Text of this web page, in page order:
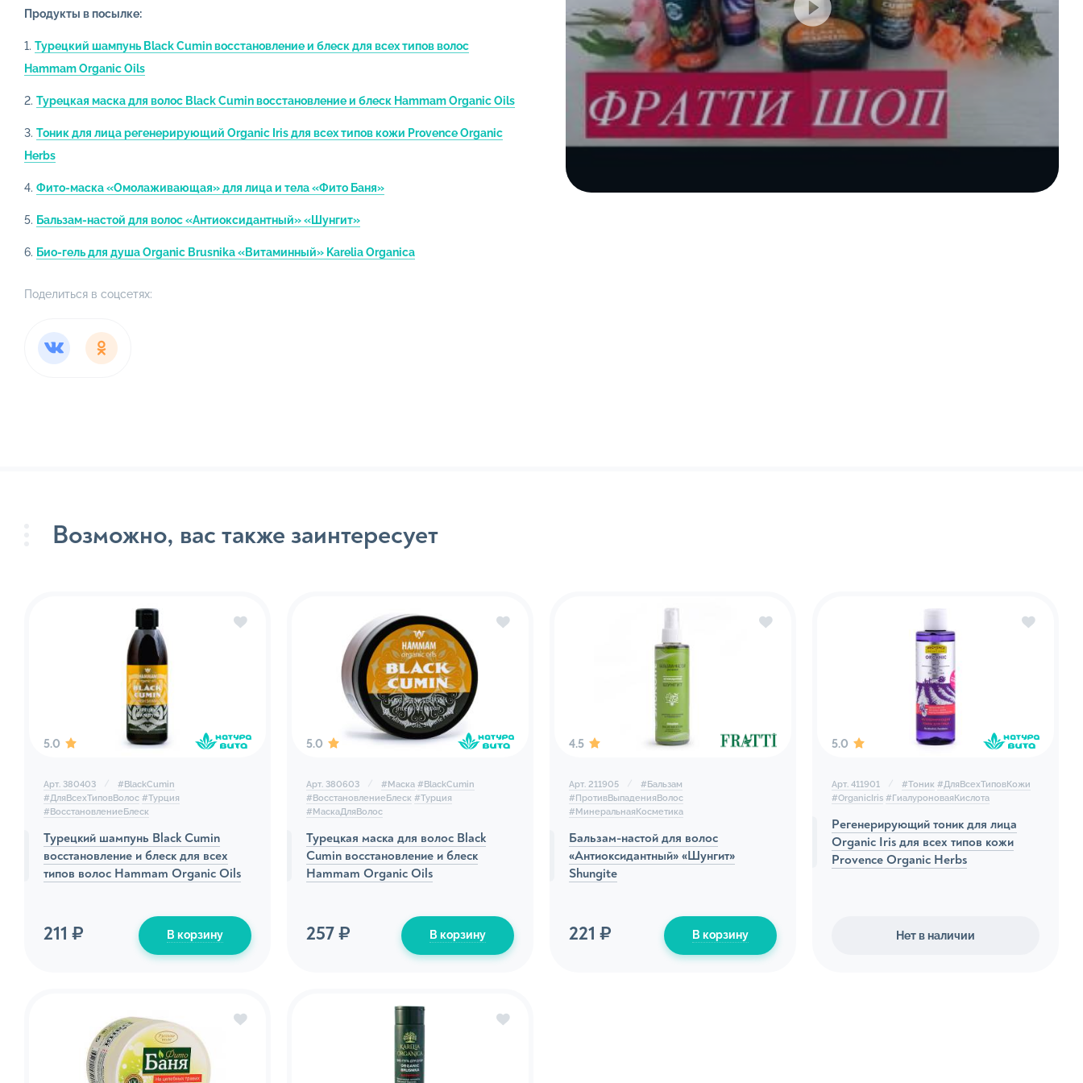
альгинатные, гипсовые, маски-пленки,
глиняные
Мицеллярная вода
Сыворотки для лица
Эссенции для лица
Пилинги и скрабы для лица
Спреи и бальзамы, в т. ч. несмываемые
Термозащитные спреи для волос
Средства по уходу за телом
Гели для душа, в т. ч. и бессульфатные
Натуральное мягкое мыло
тела
Баттеры для тела, в т. ч. и натуральные
Кремы для тела, в т. ч. и натуральные
Густое пенное мыло
Средства по уходу за руками
Кремы питательные, увлажняющие,
антивозрастные и т. д.
Лосьоны для рук
Маски для рук
Средства для кутикулы
Средства по уходу за ногами
Продукты в посылке:
1. Турецкий шампунь Black Cumin восстановление и блеск для всех типов волос
Hammam Organic Oils
2. Турецкая маска для волос Black Cumin восстановление и блеск Hammam Organic Oils
3. Тоник для лица регенерирующий Organic Iris для всех типов кожи Provence Organic
Herbs
4. Фито-маска «Омолаживающая» для лица и тела «Фито Баня»
5. Бальзам-настой для волос «Антиоксидантный» «Шунгит»
6. Био-гель для душа Organic Brusnika «Витаминный» Karelia Organica
Поделиться в соцсетях:
Возможно, вас также заинтересует
5.0
Арт. 380403 #BlackCumin
#ДляВсехТиповВолос #Турция
#ВосстановлениеБлеск
Турецкий шампунь Black Cumin
восстановление и блеск для всех
типов волос Hammam Organic Oils
211 ₽ В корзину
5.0
Арт. 380603 #Маска #BlackCumin
#ВосстановлениеБлеск #Турция
#МаскаДляВолос
Турецкая маска для волос Black
Cumin восстановление и блеск
Hammam Organic Oils
257 ₽ В корзину
4.5
Арт. 211905 #Бальзам
#ПротивВыпаденияВолос
#МинеральнаяКосметика
Бальзам-настой для волос
«Антиоксидантный» «Шунгит»
Shungite
221 ₽ В корзину
5.0
Арт. 411901 #Тоник #ДляВсехТиповКожи
#OrganicIris #ГиалуроноваяКислота
Регенерирующий тоник для лица
Organic Iris для всех типов кожи
Provence Organic Herbs
Нет в наличии